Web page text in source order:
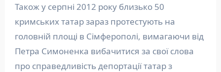
Також у серпні 2012 року близько 50
кримських татар зараз протестують на
головній площі в Сімферополі, вимагаючи від
Петра Симоненка вибачитися за свої слова
про справедливість депортації татар з